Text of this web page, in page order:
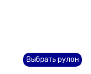
Выбрать рулон